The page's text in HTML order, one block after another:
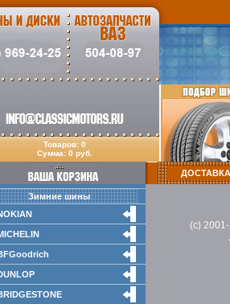
Товаров: 0
Сумма: 0 руб.
ДОСТАВКА
Зимние шины
(c)